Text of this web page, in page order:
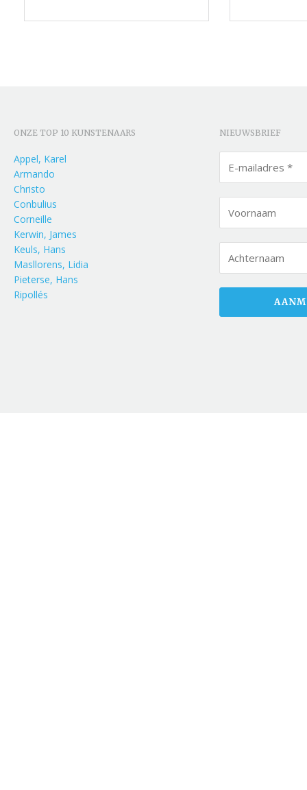
ONZE TOP 10 KUNSTENAARS
Appel, Karel
Armando
Christo
Conbulius
Corneille
Kerwin, James
Keuls, Hans
Masllorens, Lidia
Pieterse, Hans
Ripollés
NIEUWSBRIEF